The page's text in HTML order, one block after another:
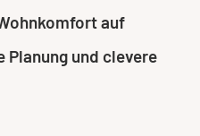
auf
Planung und clevere